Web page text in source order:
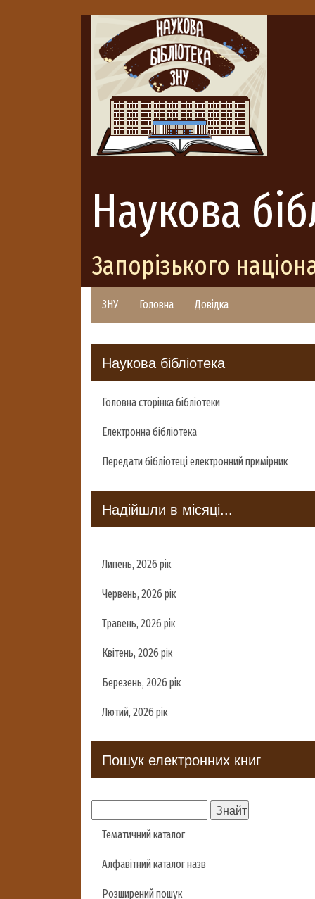
Наукова
Запорізького
ЗНУ Головна Довідка
Наукова бібліотека
Головна сторінка бібліотеки
Електронна бібліотека
Передати бібліотеці електронний примірник
Надійшли в місяці...
Липень, 2026 рік
Червень, 2026 рік
Травень, 2026 рік
Квітень, 2026 рік
Березень, 2026 рік
Лютий, 2026 рік
Пошук електронних книг
Тематичний каталог
Алфавітний каталог назв
Розширений пошук